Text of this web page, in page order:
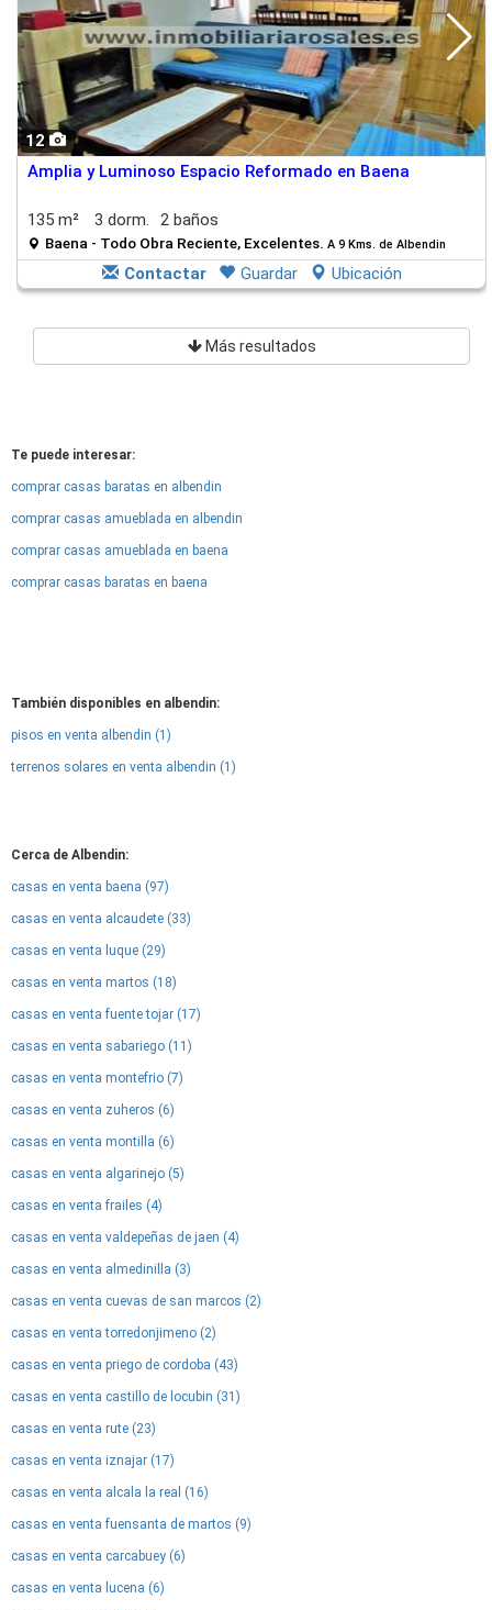
12
Amplia y Luminoso Espacio Reformado en Baena
135 m² 3 dorm. 2 baños
Baena - Todo Obra Reciente, Excelentes. A 9 Kms. de Albendin
Contactar Guardar Ubicación
Más resultados
Te puede interesar:
comprar casas baratas en albendin
comprar casas amueblada en albendin
comprar casas amueblada en baena
comprar casas baratas en baena
También disponibles en albendin:
pisos en venta albendin (1)
terrenos solares en venta albendin (1)
Cerca de Albendin:
casas en venta baena (97)
casas en venta alcaudete (33)
casas en venta luque (29)
casas en venta martos (18)
casas en venta fuente tojar (17)
casas en venta sabariego (11)
casas en venta montefrio (7)
casas en venta zuheros (6)
casas en venta montilla (6)
casas en venta algarinejo (5)
casas en venta frailes (4)
casas en venta valdepeñas de jaen (4)
casas en venta almedinilla (3)
casas en venta cuevas de san marcos (2)
casas en venta torredonjimeno (2)
casas en venta priego de cordoba (43)
casas en venta castillo de locubin (31)
casas en venta rute (23)
casas en venta iznajar (17)
casas en venta alcala la real (16)
casas en venta fuensanta de martos (9)
casas en venta carcabuey (6)
casas en venta lucena (6)